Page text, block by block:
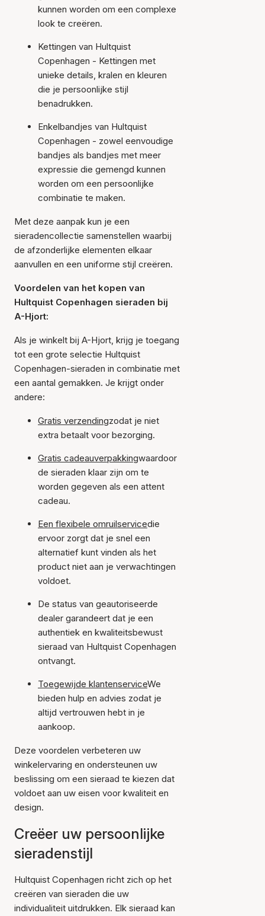
kunnen worden om een complexe
look te creëren.
Kettingen van Hultquist
Copenhagen - Kettingen met
unieke details, kralen en kleuren
die je persoonlijke stijl
benadrukken.
Enkelbandjes van Hultquist
Copenhagen - zowel eenvoudige
bandjes als bandjes met meer
expressie die gemengd kunnen
worden om een persoonlijke
combinatie te maken.
Met deze aanpak kun je een
sieradencollectie samenstellen waarbij
de afzonderlijke elementen elkaar
aanvullen en een uniforme stijl creëren.
Voordelen van het kopen van
Hultquist Copenhagen sieraden bij
A-Hjort:
Als je winkelt bij A-Hjort, krijg je toegang
tot een grote selectie Hultquist
Copenhagen-sieraden in combinatie met
een aantal gemakken. Je krijgt onder
andere:
Gratis verzendingzodat je niet
extra betaalt voor bezorging.
Gratis cadeauverpakkingwaardoor
de sieraden klaar zijn om te
worden gegeven als een attent
cadeau.
Een flexibele omruilservicedie
ervoor zorgt dat je snel een
alternatief kunt vinden als het
product niet aan je verwachtingen
voldoet.
De status van geautoriseerde
dealer garandeert dat je een
authentiek en kwaliteitsbewust
sieraad van Hultquist Copenhagen
ontvangt.
Toegewijde klantenserviceWe
bieden hulp en advies zodat je
altijd vertrouwen hebt in je
aankoop.
Deze voordelen verbeteren uw
winkelervaring en ondersteunen uw
beslissing om een sieraad te kiezen dat
voldoet aan uw eisen voor kwaliteit en
design.
Creëer uw persoonlijke
sieradenstijl
Hultquist Copenhagen richt zich op het
creëren van sieraden die uw
individualiteit uitdrukken. Elk sieraad kan